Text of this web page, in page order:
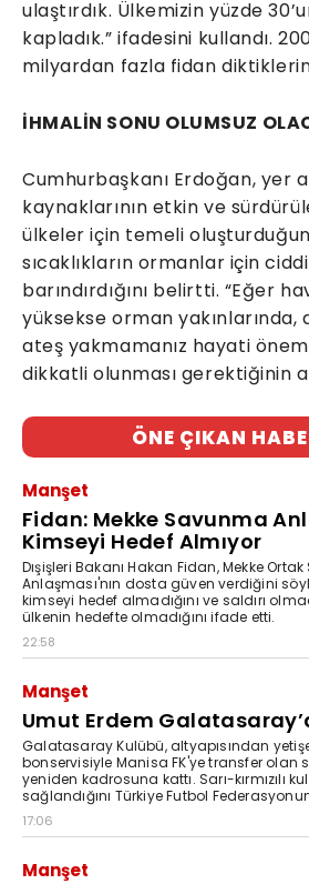
ulaştırdık. Ülkemizin yüzde
kapladık.” ifadesini kullandı.
milyardan fazla fidan
İHMALİN SONU OLUMSUZ
Cumhurbaşkanı Erdoğan, yer
kaynaklarının etkin ve
ülkeler için temeli
sıcaklıkların ormanlar için
barındırdığını belirtti. “Eğer
yüksekse orman yakınlarında,
ateş yakmamanız hayati
dikkatli olunması gerektiğinin
ÖNE ÇIKAN
Manşet
Fidan: Mekke Savunma
Kimseyi Hedef Almıyor
Dışişleri Bakanı Hakan Fidan, Mekke
Anlaşması'nın dosta güven verdiğini
kimseyi hedef almadığını ve saldırı
ülkenin hedefte olmadığını ifade etti.
22:58
Manşet
Umut Erdem
Galatasaray Kulübü, altyapısından
bonservisiyle Manisa FK'ye transfer olan
yeniden kadrosuna kattı. Sarı-kırmızılı
sağlandığını Türkiye Futbol
17:06
Manşet